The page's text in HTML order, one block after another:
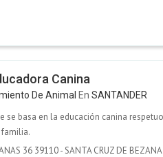
Canina
De Animal En SANTANDER
se basa en la educación canina
familia.
36 39110 - SANTA CRUZ DE